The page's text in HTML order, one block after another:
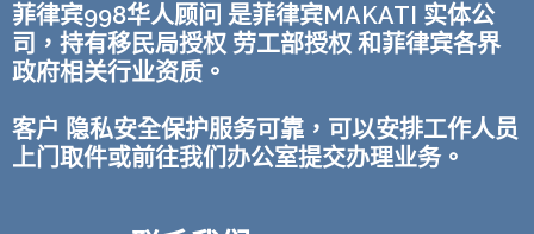
菲律宾998华人顾问 是菲律宾MAKATI 实体公
司，持有移民局授权 劳工部授权 和菲律宾各界
政府相关行业资质。
客户 隐私安全保护服务可靠，可以安排工作人员
上门取件或前往我们办公室提交办理业务。